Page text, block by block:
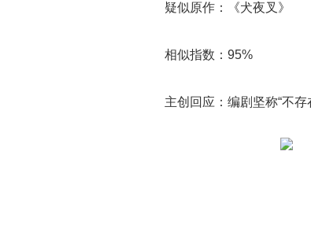
疑似原作：《犬夜叉》
相似指数：95%
主创回应：编剧坚称“不存